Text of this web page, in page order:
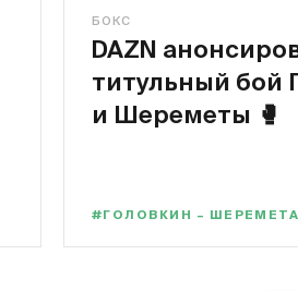
БОКС
DAZN
титульный бой
и Шереметы 🥊
#ГОЛОВКИН – ШЕРЕМЕТА